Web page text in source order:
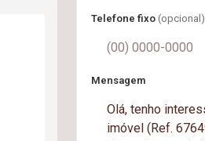
Telefone fixo (opcional)
Mensagem